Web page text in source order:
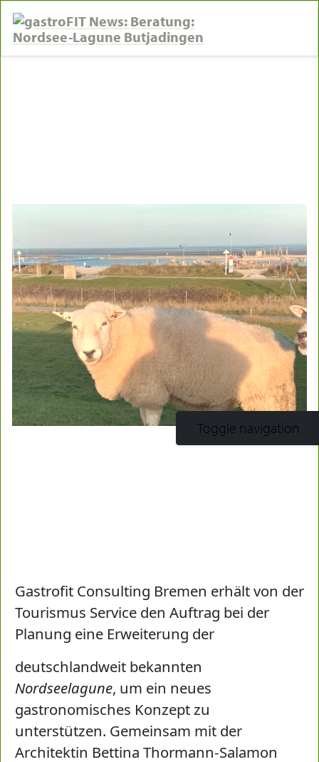
Toggle navigation
Gastrofit Consulting Bremen erhält von der
Tourismus Service den Auftrag bei der
Planung eine Erweiterung der
deutschlandweit bekannten
Nordseelagune, um ein neues
gastronomisches Konzept zu
unterstützen. Gemeinsam mit der
Architektin Bettina Thormann-Salamon